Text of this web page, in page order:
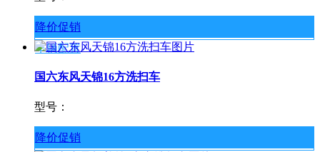
降价促销
车辆配置
国六东风天锦16方洗扫车
型号：
降价促销